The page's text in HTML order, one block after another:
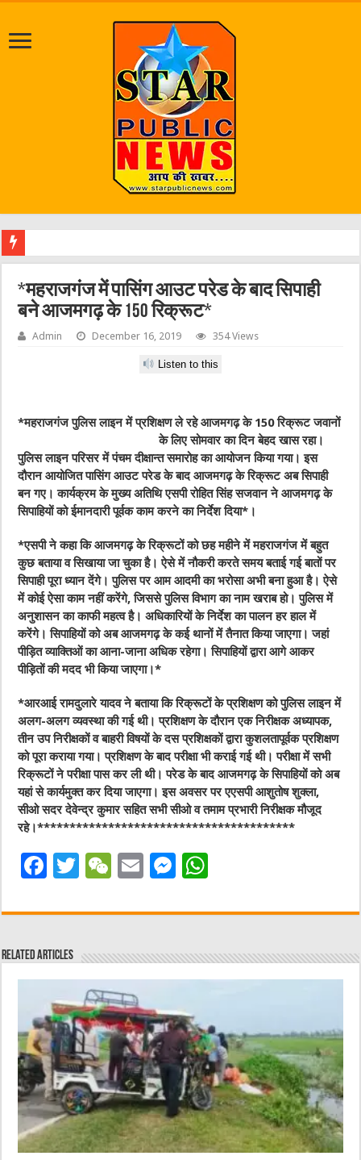
*महराजगंज में पासिंग आउट परेड के बाद सिपाही
बने आजमगढ़ के 150 रिक्रूट*
Admin December 16, 2019 354 Views
Listen to this
*महराजगंज पुलिस लाइन में प्रशिक्षण ले रहे आजमगढ़ के 150 रिक्रूट जवानों
के लिए सोमवार का दिन बेहदखास रहा।
पुलिस लाइन परिसर में पंचम दीक्षान्त समारोह का आयोजन किया गया। इस
दौरान आयोजित पासिंग आउट परेड के बाद आजमगढ़ के रिक्रूट अब सिपाही
बन गए। कार्यक्रम के मुख्य अतिथि एसपी रोहित सिंह सजवान ने आजमगढ़ के
सिपाहियों को ईमानदारी पूर्वक काम करने का निर्देश दिया*।
*एसपी ने कहा कि आजमगढ़ के रिक्रूटों को छह महीने में महराजगंज में बहुत
कुछ बताया व सिखाया जा चुका है। ऐसे में नौकरी करते समय बताई गई बातों पर
सिपाही पूरा ध्यान देंगे। पुलिस पर आम आदमी का भरोसा अभी बना हुआ है। ऐसे
में कोई ऐसा काम नहीं करेंगे, जिससे पुलिस विभाग का नाम खराब हो। पुलिस में
अनुशासन का काफी महत्व है। अधिकारियों के निर्देश का पालन हर हाल में
करेंगे। सिपाहियों को अब आजमगढ़ के कई थानों में तैनात किया जाएगा। जहां
पीड़ित व्याक्तिओं का आना-जाना अधिक रहेगा। सिपाहियों द्वारा आगे आकर
पीड़ितों की मदद भी किया जाएगा।*
*आरआई रामदुलारे यादव ने बताया कि रिक्रूटों के प्रशिक्षण को पुलिस लाइन में
अलग-अलग व्यवस्था की गई थी। प्रशिक्षण के दौरान एक निरीक्षक अध्यापक,
तीन उप निरीक्षकों व बाहरी विषयों के दस प्रशिक्षकों द्वारा कुशलतापूर्वक प्रशिक्षण
को पूरा कराया गया। प्रशिक्षण के बाद परीक्षा भी कराई गई थी। परीक्षा में सभी
रिक्रूटों ने परीक्षा पास कर ली थी। परेड के बाद आजमगढ़ के सिपाहियों को अब
यहां से कार्यमुक्त कर दिया जाएगा। इस अवसर पर एएसपी आशुतोष शुक्ला,
सीओ सदर देवेन्द्र कुमार सहित सभी सीओ व तमाम प्रभारी निरीक्षक मौजूद
रहे।****************************************
F
c
e
b
o
o
k
T
it
r
W
C
at
E
ai
M
ss
n
er
at
A
p
Related Articles